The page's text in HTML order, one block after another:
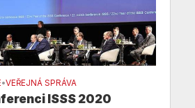
•VEŘEJNÁ SPRÁVA
ISSS 2020